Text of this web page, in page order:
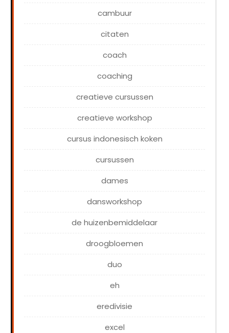
cambuur
citaten
coach
coaching
creatieve cursussen
creatieve workshop
cursus indonesisch koken
cursussen
dames
dansworkshop
de huizenbemiddelaar
droogbloemen
duo
eh
eredivisie
excel